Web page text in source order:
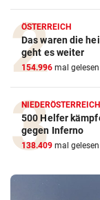
ÖSTERREICH
Das waren die
geht es weiter
154.996 mal gelesen
NIEDERÖSTERREICH
500 Helfer
gegen Inferno
138.409 mal gelesen